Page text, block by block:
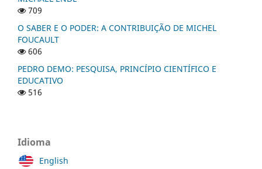
709
O SABER E O PODER: A CONTRIBUIÇÃO DE MICHEL
FOUCAULT
606
PEDRO DEMO: PESQUISA, PRINCÍPIO CIENTÍFICO E
EDUCATIVO
516
Idioma
English